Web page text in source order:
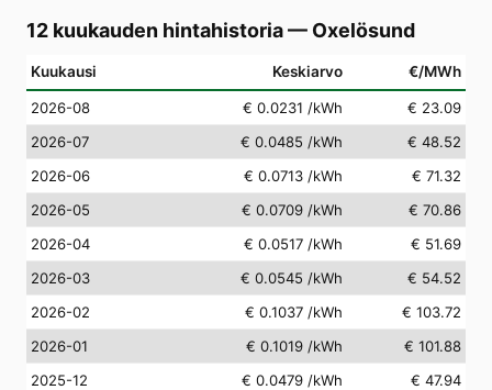
12 kuukauden hintahistoria— Oxelösund
Kuukausi Keskiarvo €/MWh
2026-08 € 0.0231 /kWh
€ 23.09
2026-07
€ 0.0485 /kWh
€ 48.52
2026-06
€ 0.0713 /kWh
€ 71.32
2026-05
€ 0.0709 /kWh
€ 70.86
2026-04
€ 0.0517 /kWh
€ 51.69
2026-03
€ 0.0545 /kWh
€ 54.52
2026-02
€ 0.1037 /kWh
€ 103.72
2026-01
€ 0.1019 /kWh
€ 101.88
2025-12
€ 0.0479 /kWh
€ 47.94